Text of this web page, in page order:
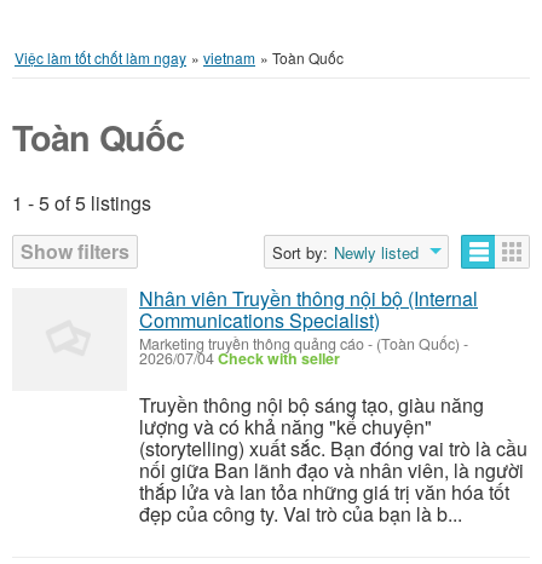
Việc làm tốt chốt làm ngay » vietnam » Toàn Quốc
Toàn Quốc
1 - 5 of 5 listings
Show filters
Sort by: Newly listed
Listings
Nhân viên Truyền thông nội bộ (Internal
Communications Specialist)
Marketing truyền thông quảng cáo- (Toàn Quốc) -
2026/07/04Check with seller
Truyền thông nội bộ sáng tạo, giàu năng
lượng và có khả năng "kể chuyện"
(storytelling) xuất sắc. Bạn đóng vai trò là cầu
nối giữa Ban lãnh đạo và nhân viên, là người
thắp lửa và lan tỏa những giá trị văn hóa tốt
đẹp của công ty. Vai trò của bạn là b...